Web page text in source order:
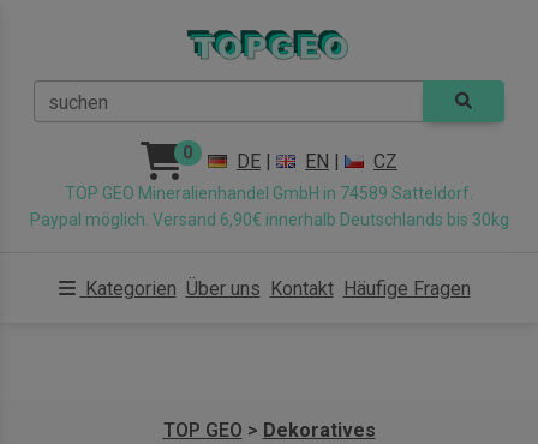
suchen
0 DE | EN | CZ
TOP GEO Mineralienhandel GmbH in 74589 Satteldorf.
Paypal möglich. Versand 6,90€ innerhalb Deutschlands bis 30kg
Kategorien Über uns Kontakt Häufige Fragen
TOP GEO > Dekoratives